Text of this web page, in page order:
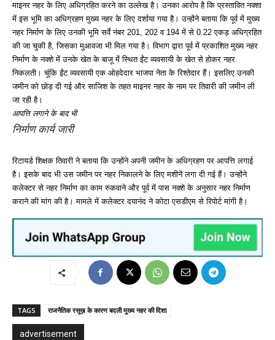
माइनर नहर के लिए अधिग्रहित करने का उल्लेख है। उनका आरोप है कि प्रस्तावित नक्शा
में इस भूमि का अधिग्रहण मुख्य नहर के लिए दर्शाया गया है। उन्होंने बताया कि पूर्व में मुख्य
नहर निर्माण के लिए उनकी भूमि सर्वे नंबर 201, 202 व 194 में से 0.22 एकड़ अधिग्रहित
की जा चुकी है, जिसका मुआवजा भी मिल गया है। विभाग द्वारा पूर्व में प्रकाशित मुख्य नहर
निर्माण के नक्शे में उनके खेत के बाजू में स्थित ईंट व्यवसायी के खेत से होकर नहर
निकलती। चूंकि ईंट व्यवसायी एक ओहदेदार भाजपा नेता के रिश्तेदार हैं। इसलिए उनकी
जमीन को छोड़ दी गई और साजिश के तहत माइनर नहर के नाम पर तिवारी की जमीन ली
जा रही है।
आपत्ति लगाने के बाद भी
निर्माण कार्य जारी
रिटायर्ड शिक्षक तिवारी ने बताया कि उन्होंने अपनी जमीन के अधिग्रहण पर आपत्ति लगाई
है। इसके बाद भी उस जमीन पर नहर निकालने के लिए मशीनें लगा दी गई हैं। उन्होंने
कलेक्टर से नहर निर्माण का काम रुकवाने और पूर्व में पास नक्शे के अनुसार नहर निर्माण
कराने की मांग की है। मामले में कलेक्टर दयानंद ने कोटा एसडीएम से रिपोर्ट मांगी है।
TAGS राजनैतिक रसूख़ के कारण बदली मुख्य नहर की दिशा
advertisement